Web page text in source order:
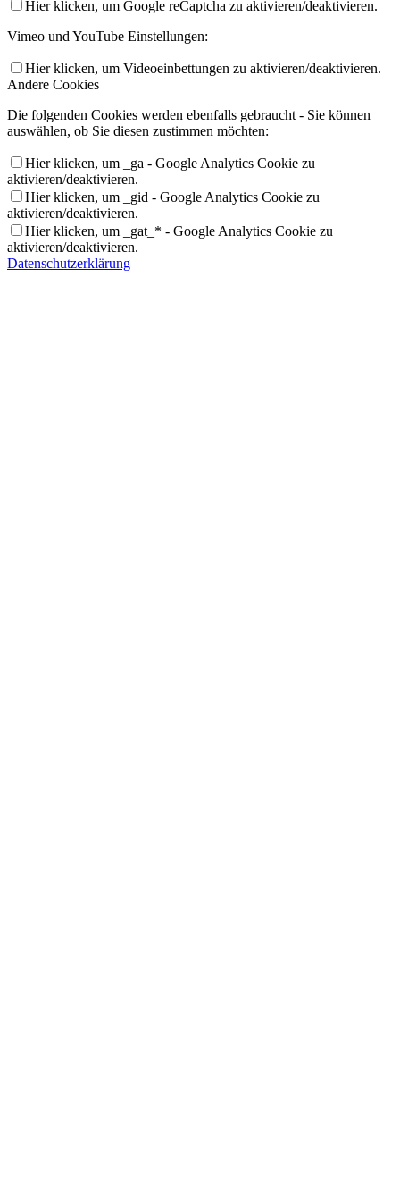
Hier klicken, um Google reCaptcha zu aktivieren/deaktivieren.
Vimeo und YouTube Einstellungen:
Hier klicken, um Videoeinbettungen zu aktivieren/deaktivieren.
Andere Cookies
Die folgenden Cookies werden ebenfalls gebraucht - Sie können
auswählen, ob Sie diesen zustimmen möchten:
Hier klicken, um _ga - Google Analytics Cookie zu
aktivieren/deaktivieren.
Hier klicken, um _gid - Google Analytics Cookie zu
aktivieren/deaktivieren.
Hier klicken, um _gat_* - Google Analytics Cookie zu
aktivieren/deaktivieren.
Datenschutzerklärung